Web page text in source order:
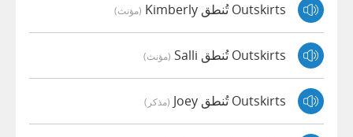
Outskirts تُنطق Kimberly (مؤنث)
Outskirts تُنطق Salli (مؤنث)
Outskirts تُنطق Joey (مذكر)